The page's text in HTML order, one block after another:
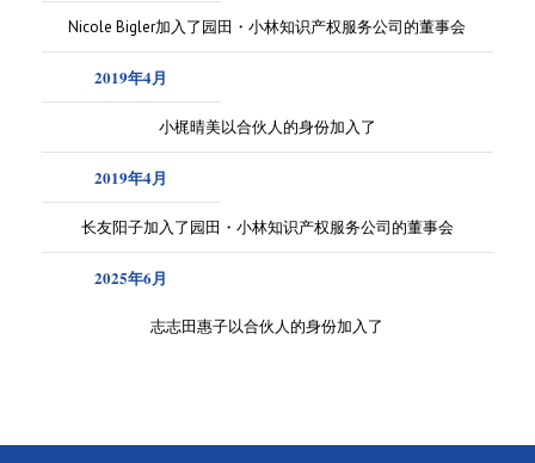
Nicole Bigler加入了园田・小林知识产权服务公司的董事会
2019年4月
小梶晴美以合伙人的身份加入了
2019年4月
长友阳子加入了园田・小林知识产权服务公司的董事会
2025年6月
志志田惠子以合伙人的身份加入了